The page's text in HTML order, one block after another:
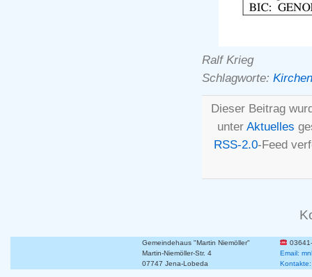
Ralf Krieg
Schlagworte:
Dieser Beitrag
unter Aktuelles
RSS-2.0-Feed
Gemeindehaus "Martin Niemöller"
Martin-Niemöller-Str. 4
Email:
07747 Jena-Lobeda